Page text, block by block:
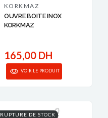
KORKMAZ
OUVRE BOITE INOX
KORKMAZ
165,00 DH
VOIR LE PRODUIT
RUPTURE DE STOCK